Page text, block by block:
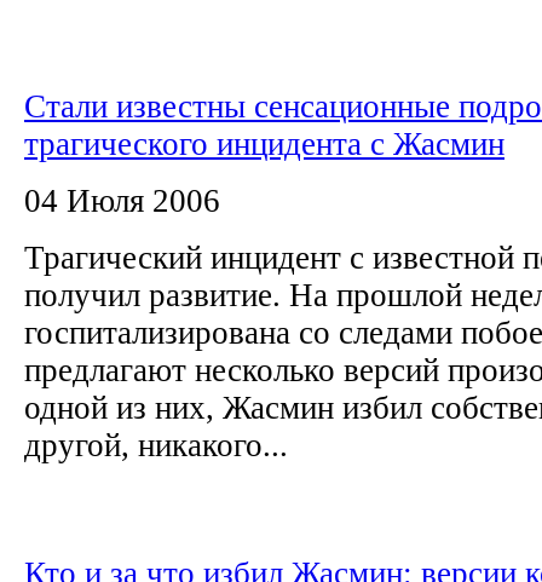
Стали известны сенсационные
трагического инцидента с Жасмин
04 Июля 2006
Трагический инцидент с известной
получил развитие. На прошлой
госпитализирована со следами
предлагают несколько версий
одной из них, Жасмин избил
другой, никакого...
Кто и за что избил Жасмин: версии